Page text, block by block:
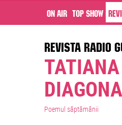
On air Top Show
REVISTA RADIO
Poemul săptămânii